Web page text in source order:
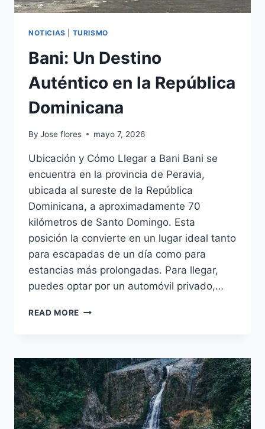
NOTICIAS TURISMO
Bani: Un Destino
Auténtico en la República
Dominicana
By Jose flores mayo 7, 2026
Ubicación y Cómo Llegar a Bani Bani se
encuentra en la provincia de Peravia,
ubicada al sureste de la República
Dominicana, a aproximadamente 70
kilómetros de Santo Domingo. Esta
posición la convierte en un lugar ideal tanto
para escapadas de un día como para
estancias más prolongadas. Para llegar,
puedes optar por un automóvil privado,…
READ MORE BANI:
EN
LA
REPÚBLICA
DOMINICANA